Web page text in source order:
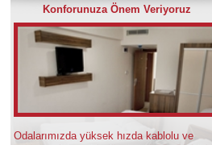
Konforunuza Önem Veriyoruz
Odalarımızda yüksek hızda kablolu ve